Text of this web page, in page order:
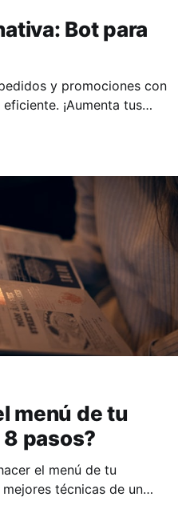
Bot para
y promociones con
¡Aumenta tus
menú de tu
pasos?
el menú de tu
técnicas de un